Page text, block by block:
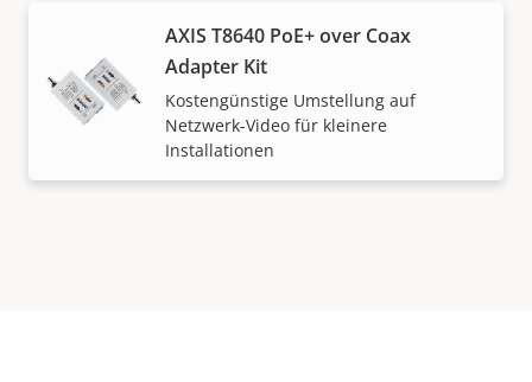
AXIS T8640 PoE+ over Coax
Adapter Kit
Kostengünstige Umstellung auf
Netzwerk-Video für kleinere
Installationen